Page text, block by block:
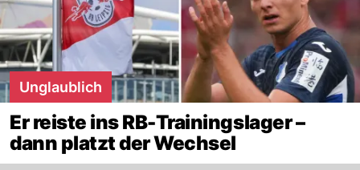
Unglaublich
Er reiste ins RB-Trainingslager –
dann platzt der Wechsel